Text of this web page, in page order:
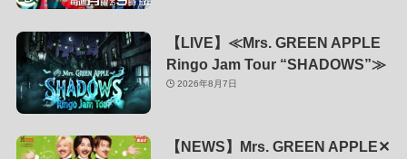
【LIVE】≪Mrs. GREEN APPLE
Ringo Jam Tour “SHADOWS”≫
2026年8月7日
【NEWS】Mrs. GREEN APPLE✕